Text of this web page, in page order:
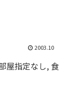
2003.10
屋指定なし, 食